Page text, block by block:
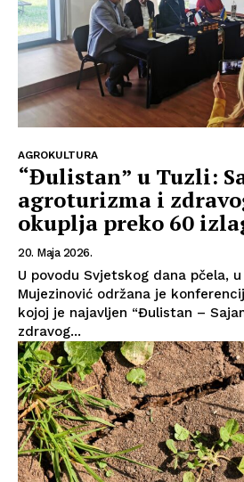
Info
O nama
Kontakt
Impressum
AGROKULTURA
“Đulistan” u Tuzli:
agroturizma i
okuplja preko 60
20. Maja 2026.
U povodu Svjetskog dana pčela,
Mujezinović održana je
kojoj je najavljen “Đulistan –
zdravog...